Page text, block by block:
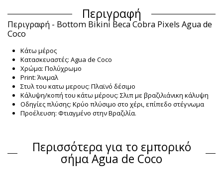
Περιγραφή
Περιγραφή - Bottom Bikini Beca Cobra Pixels Agua de
Coco
Κάτω μέρος
Κατασκευαστές: Agua de Coco
Χρώμα: Πολύχρωμο
Print: Άνιμαλ
Στυλ του κατω μερους: Πλαϊνό δέσιμο
Κάλυψη/κοπή του κάτω μέρους: Σλιπ με βραζιλιάνικη κάλυψη
Οδηγίες πλύσης: Κρύο πλύσιμο στο χέρι, επίπεδο στέγνωμα
Προέλευση: Φτιαγμένο στην Βραζιλία.
Σύνθεση: 87% Polyamide; 13% Elastane
Επένδυση: 82% Poliamide, 18% Elastane
Περισσότερα για το εμπορικό
σήμα Agua de Coco